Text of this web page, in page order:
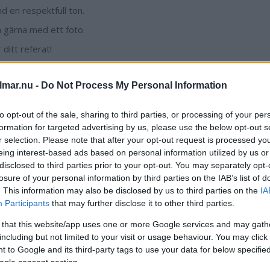
- Do Not Process My Personal Information
opt-out of the sale, sharing to third parties, or processing of your
for targeted advertising by us, please use the below opt-out
selection. Please note that after your opt-out request is processed
interest-based ads based on personal information utilized by us
to third parties prior to your opt-out. You may separately
of your personal information by third parties on the IAB’s list of
This information may also be disclosed by us to third parties on the
Participants that may further disclose it to other third parties.
that this website/app uses one or more Google services and may
but not limited to your visit or usage behaviour. You may
to Google and its third-party tags to use your data for below
consent section.
en respektfull ton.
gärna med ett foto.
ditt referat!
*
text*
foto